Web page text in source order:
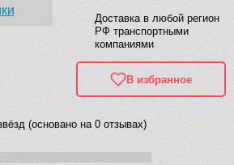
Доставка в любой регион
РФ транспортными
компаниями
В избранное
(основано на 0 отзывах)